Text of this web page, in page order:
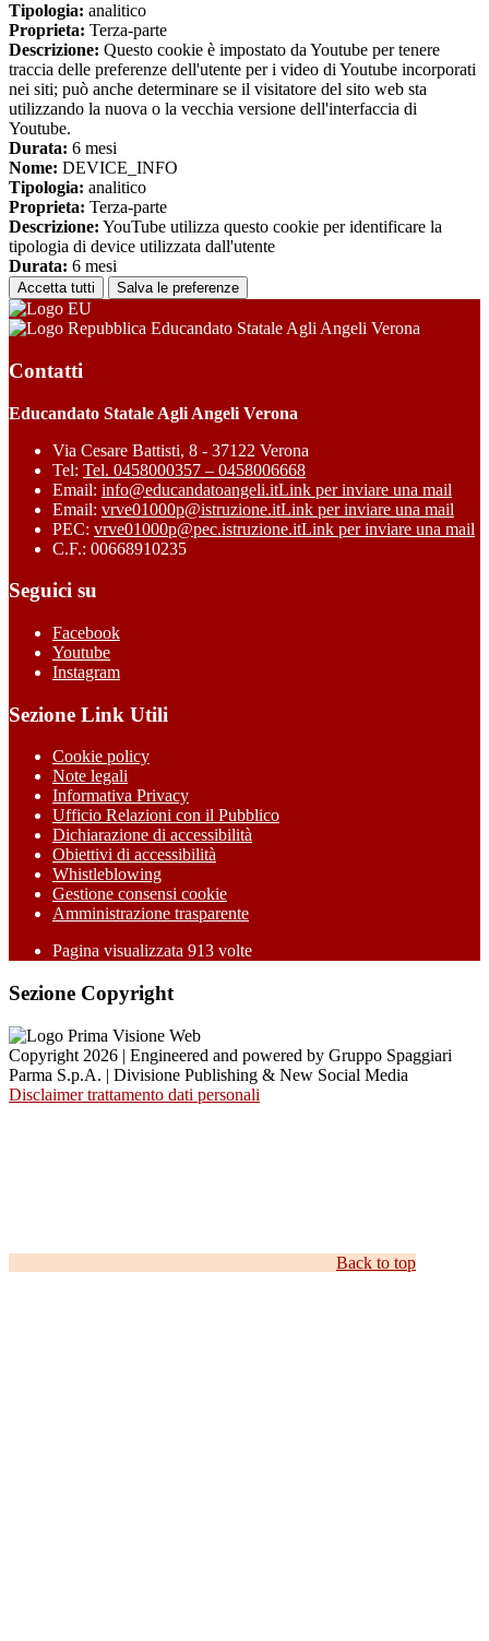
Tipologia: analitico
Proprieta: Terza-parte
Descrizione: Questo cookie è impostato da Youtube per tenere
traccia delle preferenze dell'utente per i video di Youtube incorporati
nei siti; può anche determinare se il visitatore del sito web sta
utilizzando la nuova o la vecchia versione dell'interfaccia di
Youtube.
Durata: 6 mesi
Nome: DEVICE_INFO
Tipologia: analitico
Proprieta: Terza-parte
Descrizione: YouTube utilizza questo cookie per identificare la
tipologia di device utilizzata dall'utente
Durata: 6 mesi
Accetta tutti Salva le preferenze
Educandato Statale Agli Angeli Verona
Contatti
Educandato Statale Agli Angeli Verona
Via Cesare Battisti, 8 - 37122 Verona
Tel: Tel. 0458000357 – 0458006668
Email: info@educandatoangeli.itLink per inviare una mail
Email: vrve01000p@istruzione.itLink per inviare una mail
PEC: vrve01000p@pec.istruzione.itLink per inviare una mail
C.F.: 00668910235
Seguici su
Facebook
Youtube
Instagram
Sezione Link Utili
Cookie policy
Note legali
Informativa Privacy
Ufficio Relazioni con il Pubblico
Dichiarazione di accessibilità
Obiettivi di accessibilità
Whistleblowing
Gestione consensi cookie
Amministrazione trasparente
Pagina visualizzata 913 volte
Sezione Copyright
Copyright 2026 | Engineered and powered by Gruppo Spaggiari
Parma S.p.A. | Divisione Publishing & New Social Media
Disclaimer trattamento dati personali
Back to top